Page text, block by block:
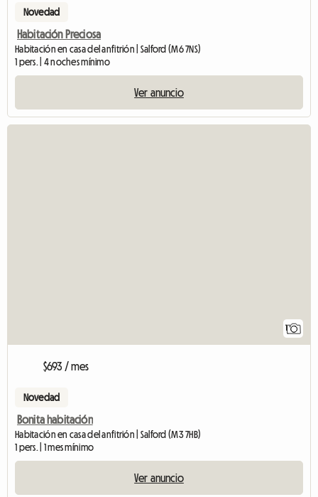
Novedad
Habitación Preciosa
Habitación en casa del anfitrión | Salford (M6 7NS)
1 pers. | 4 noches mínimo
Ver anuncio
1
$693 / mes
Novedad
Bonita habitación
Habitación en casa del anfitrión | Salford (M3 7HB)
1 pers. | 1 mes mínimo
Ver anuncio